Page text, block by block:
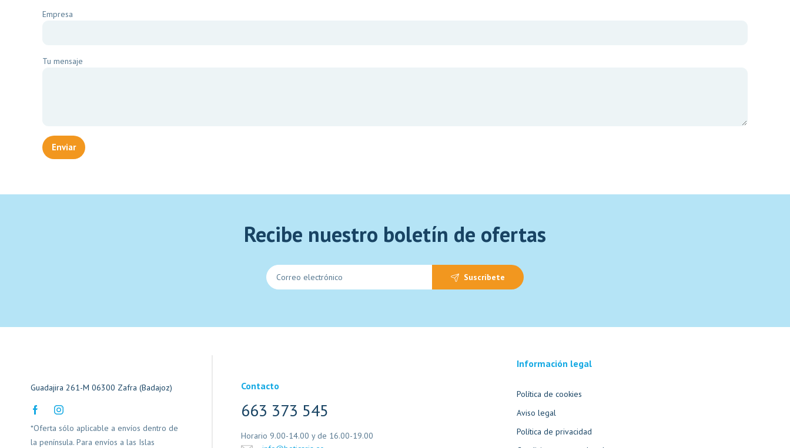
Empresa
Tu mensaje
Recibe nuestro boletín de ofertas
Suscríbete
Guadajira 261-M 06300 Zafra (Badajoz)
*Oferta sólo aplicable a envíos dentro de
la península. Para envíos a las Islas
Contacto
663 373 545
Horario 9.00-14.00 y de 16.00-19.00
Información legal
Política de cookies
Aviso legal
Política de privacidad